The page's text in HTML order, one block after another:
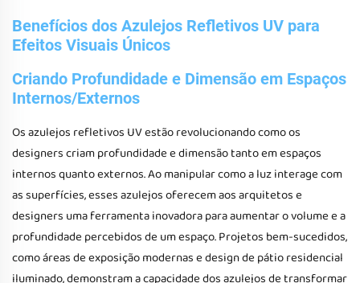
Benefícios dos Azulejos Refletivos UV para
Efeitos Visuais Únicos
Criando Profundidade e Dimensão em Espaços
Internos/Externos
Os azulejos refletivos UV estão revolucionando como os
designers criam profundidade e dimensão tanto em espaços
internos quanto externos. Ao manipular como a luz interage com
as superfícies, esses azulejos oferecem aos arquitetos e
designers uma ferramenta inovadora para aumentar o volume e a
profundidade percebidos de um espaço. Projetos bem-sucedidos,
como áreas de exposição modernas e design de pátio residencial
iluminado, demonstram a capacidade dos azulejos de transformar